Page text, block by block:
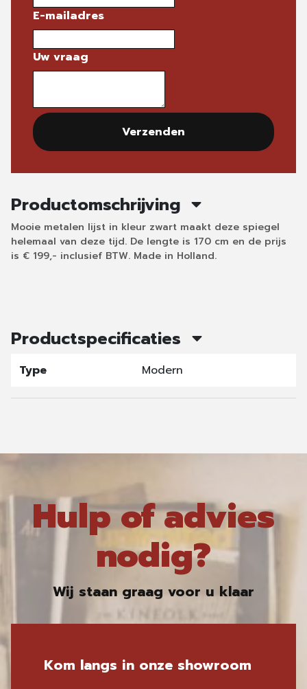
E-mailadres
Uw vraag
Verzenden
Productomschrijving
Mooie metalen lijst in kleur zwart maakt deze spiegel
helemaal van deze tijd. De lengte is 170 cm en de prijs
is € 199,- inclusief BTW. Made in Holland.
Productspecificaties
Type Modern
Hulp of advies
nodig?
Wij staan graag voor u klaar
Kom langs in onze showroom